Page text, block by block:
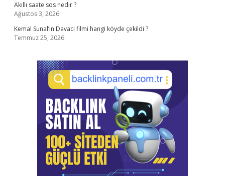
Akıllı saate sos nedir ?
Ağustos 3, 2026
Kemal Sunal’ın Davacı filmi hangi köyde çekildi ?
Temmuz 25, 2026